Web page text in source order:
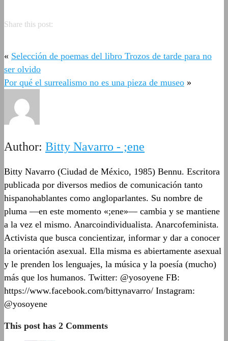
Share this post:
« Selección de poemas del libro Trozos de tarde para no
ser olvido
Por qué el surrealismo no es una pieza de museo »
Author: Bitty Navarro - ;ene
Bitty Navarro (Ciudad de México, 1985) Bennu. Escritora
publicada por diversos medios de comunicación tanto
hispanohablantes como angloparlantes. Su nombre de
pluma —en este momento «;ene»— cambia y se mantiene
a la vez el mismo. Anarcoindividualista. Anarcofeminista.
Activista que busca concientizar, informar y dar a conocer
la orientación asexual. Ella misma es abiertamente asexual
y le prenden los lenguajes, la música y la poesía (mucho)
más que los humanos. Twitter: @yosoyene FB:
https://www.facebook.com/bittynavarro/ Instagram:
@yosoyene
This post has 2 Comments